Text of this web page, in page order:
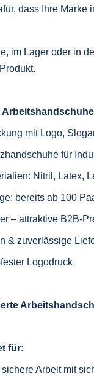
dass Ihre
im Lager oder in
mit Logo,
für
Nitril, Latex,
bereits ab 100
– attraktive B2B-
& zuverlässige
Logodruck
für:
Arbeit mit